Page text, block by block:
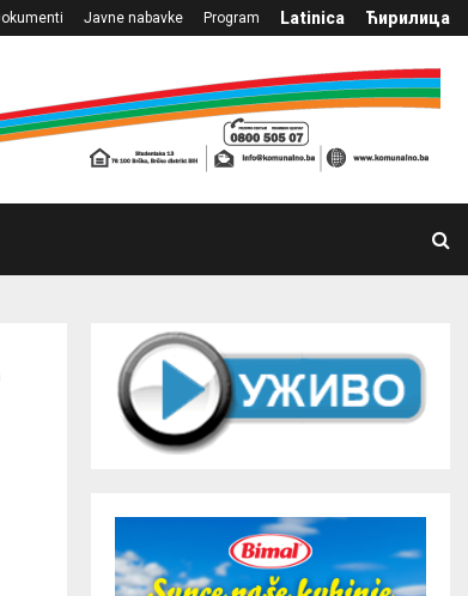
Javne nabavke Program Latinica Ћирилица